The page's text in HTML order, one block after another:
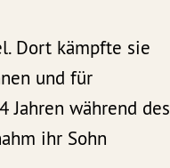
Dort kämpfte sie
und für
Jahren während des
ihr Sohn